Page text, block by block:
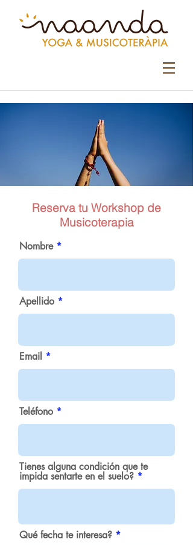
Reserva tu Workshop de
Musicoterapia
Nombre
Apellido
Email
Teléfono
Tienes alguna condición que te
impida sentarte en el suelo?
Qué fecha te interesa?